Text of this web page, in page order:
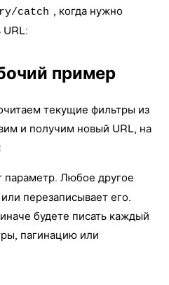
catch , когда нужно
URL:
пример
текущие фильтры из
и получим новый URL, на
параметр. Любое другое
перезаписывает его.
будете писать каждый
пагинацию или